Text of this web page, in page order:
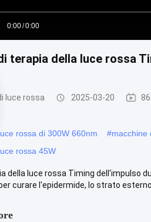
Time
0:00/0:00
terapia della luce rossa
luce rossa 2025-03-20
rossa di 300W 660nm #macchine
rossa 45W
della luce rossa Timing dell'impulso
curare l'epidermide, lo strato esterno